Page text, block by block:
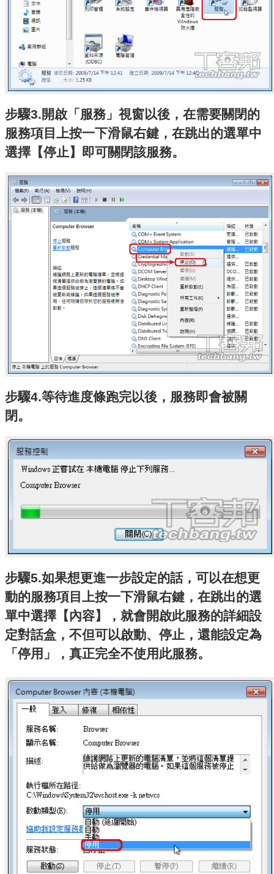
步驟3.開啟「服務」視窗以後，在需要關閉的
服務項目上按一下滑鼠右鍵，在跳出的選單中
選擇【停止】即可關閉該服務。
步驟4.等待進度條跑完以後，服務即會被關
閉。
步驟5.如果想更進一步設定的話，可以在想更
動的服務項目上按一下滑鼠右鍵，在跳出的選
單中選擇【內容】，就會開啟此服務的詳細設
定對話盒，不但可以啟動、停止，還能設定為
「停用」，真正完全不使用此服務。